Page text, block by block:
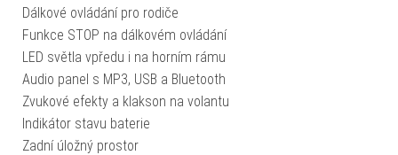
Dálkové ovládání pro rodiče
Funkce STOP na dálkovém ovládání
LED světla vpředu i na horním rámu
Audio panel s MP3, USB a Bluetooth
Zvukové efekty a klakson na volantu
Indikátor stavu baterie
Zadní úložný prostor